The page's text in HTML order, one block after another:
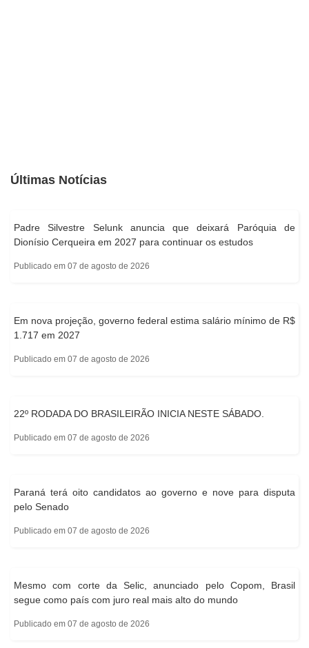
Últimas Notícias
Padre Silvestre Selunk anuncia que deixará Paróquia de
Dionísio Cerqueira em 2027 para continuar os estudos
Publicado em 07 de agosto de 2026
Em nova projeção, governo federal estima salário mínimo de R$
1.717 em 2027
Publicado em 07 de agosto de 2026
22º RODADA DO BRASILEIRÃO INICIA NESTE SÁBADO.
Publicado em 07 de agosto de 2026
Paraná terá oito candidatos ao governo e nove para disputa
pelo Senado
Publicado em 07 de agosto de 2026
Mesmo com corte da Selic, anunciado pelo Copom, Brasil
segue como país com juro real mais alto do mundo
Publicado em 07 de agosto de 2026